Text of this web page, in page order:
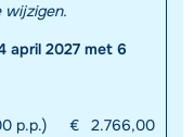
wijzigen.
april 2027 met 6
p.p.) €
2.766,00